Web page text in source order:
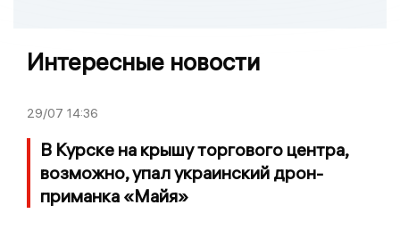
Интересные новости
29/07 14:36
В Курске на крышу торгового центра,
возможно, упал украинский дрон-
приманка «Майя»